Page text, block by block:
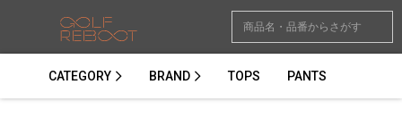
CATEGORY BRAND TOPS PANTS